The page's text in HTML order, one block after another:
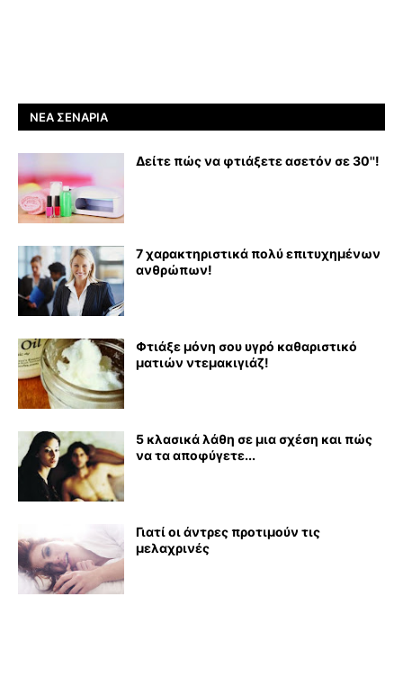
ΝΈΑ ΣΕΝΆΡΙΑ
Δείτε πώς να φτιάξετε ασετόν σε 30''!
7 χαρακτηριστικά πολύ επιτυχημένων
ανθρώπων!
Φτιάξε μόνη σου υγρό καθαριστικό
ματιών ντεμακιγιάζ!
5 κλασικά λάθη σε μια σχέση και πώς
να τα αποφύγετε...
Γιατί οι άντρες προτιμούν τις
μελαχρινές